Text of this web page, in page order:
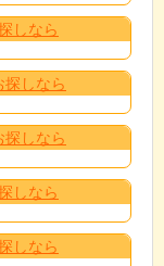
しなら
しなら
しなら
しなら
しなら